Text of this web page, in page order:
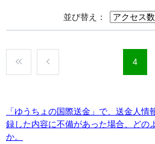
並び替え：
4
「ゆうちょの国際送金」で、送金人
録した内容に不備があった場合、どの
か。